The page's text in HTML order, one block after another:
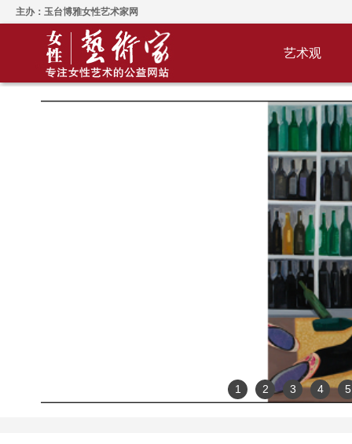
主办：玉台博雅女性艺术家网
艺术观
1 2 3 4 5